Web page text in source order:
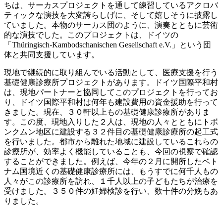
ちは、サーカスプロジェクトを通して練習しているアクロバ
ティックな演技を大変誇らしげに、そして嬉しそうに披露し
ていました。本物のサーカス団のように、演奏とともに芸術
的な演技でした。このプロジェクトは、ドイツの
「Thüringisch-Kambodschanischen Gesellschaft e.V.」という団
体と共同支援しています。
現地で継続的に取り組んでいる活動として、医療支援を行う
基礎健康診療所プロジェクトがあります。ドイツ国際平和村
は、現地パートナーと協同してこのプロジェクトを行ってお
り、ドイツ国際平和村は何年も建設費用の資金援助を行って
きました。現在、３０軒以上もの基礎健康診療所がありま
す。この度、現地入りした２人は、現地の人々とともにトボ
ンクムン地区に建設する３２件目の基礎健康診療所の起工式
を行いました。都市から離れた地域に建設しているこれらの
診療所が、効率よく機能していることも、今回の視察で確認
することができました。例えば、今年の２月に開所したベト
ナム国境近くの基礎健康診療所には、もうすでに何千人もの
人々がこの診療所を訪れ、１千人以上の子どもたちが治療を
受けました。３５０件の妊婦検診を行い、数十件の分娩もあ
りました。